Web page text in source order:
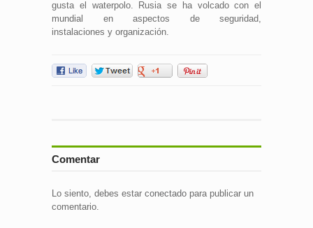
gusta el waterpolo. Rusia se ha volcado con el
mundial en aspectos de seguridad,
instalaciones y organización.
Comentar
Lo siento, debes estar conectado para publicar un
comentario.